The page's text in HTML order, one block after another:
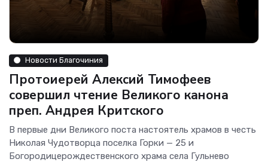
Новости Благочиния
Протоиерей Алексий Тимофеев
совершил чтение Великого канона
преп. Андрея Критского
В первые дни Великого поста настоятель храмов в честь
Николая Чудотворца поселка Горки — 25 и
Богородицерождественского храма села Гульнево